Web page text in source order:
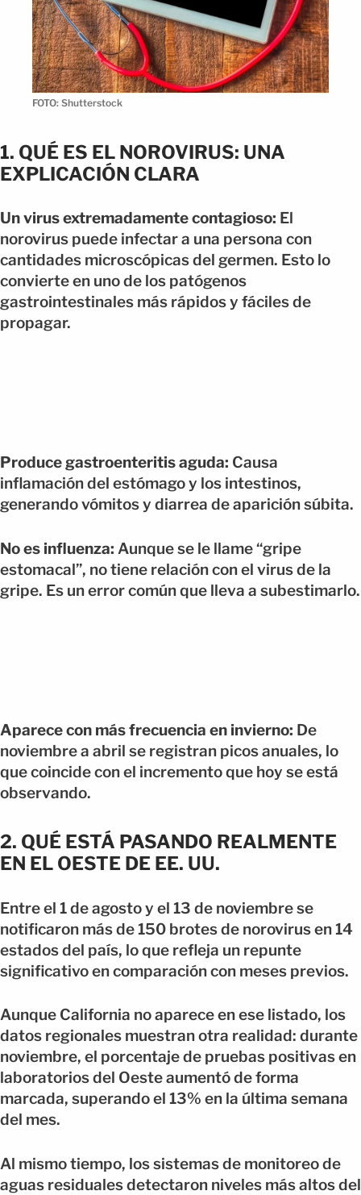
FOTO: Shutterstock
1. QUÉ ES EL NOROVIRUS: UNA
EXPLICACIÓN CLARA
Un virus extremadamente contagioso: El
norovirus puede infectar a una persona con
cantidades microscópicas del germen. Esto lo
convierte en uno de los patógenos
gastrointestinales más rápidos y fáciles de
propagar.
Produce gastroenteritis aguda: Causa
inflamación del estómago y los intestinos,
generando vómitos y diarrea de aparición súbita.
No es influenza: Aunque se le llame “gripe
estomacal”, no tiene relación con el virus de la
gripe. Es un error común que lleva a subestimarlo.
Aparece con más frecuencia en invierno: De
noviembre a abril se registran picos anuales, lo
que coincide con el incremento que hoy se está
observando.
2. QUÉ ESTÁ PASANDO REALMENTE
EN EL OESTE DE EE. UU.
Entre el 1 de agosto y el 13 de noviembre se
notificaron más de 150 brotes de norovirus en 14
estados del país, lo que refleja un repunte
significativo en comparación con meses previos.
Aunque California no aparece en ese listado, los
datos regionales muestran otra realidad: durante
noviembre, el porcentaje de pruebas positivas en
laboratorios del Oeste aumentó de forma
marcada, superando el 13% en la última semana
del mes.
Al mismo tiempo, los sistemas de monitoreo de
aguas residuales detectaron niveles más altos del